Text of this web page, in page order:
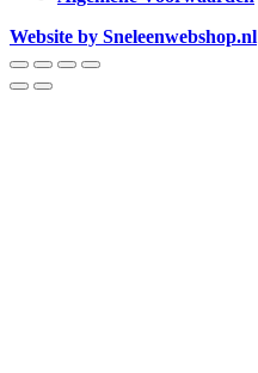
Website by Sneleenwebshop.nl